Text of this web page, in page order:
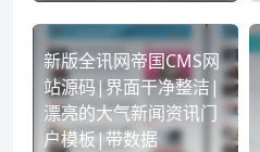
新版全讯网帝国CMS网
站源码|界面干净整洁|
漂亮的大气新闻资讯门
户模板|带数据